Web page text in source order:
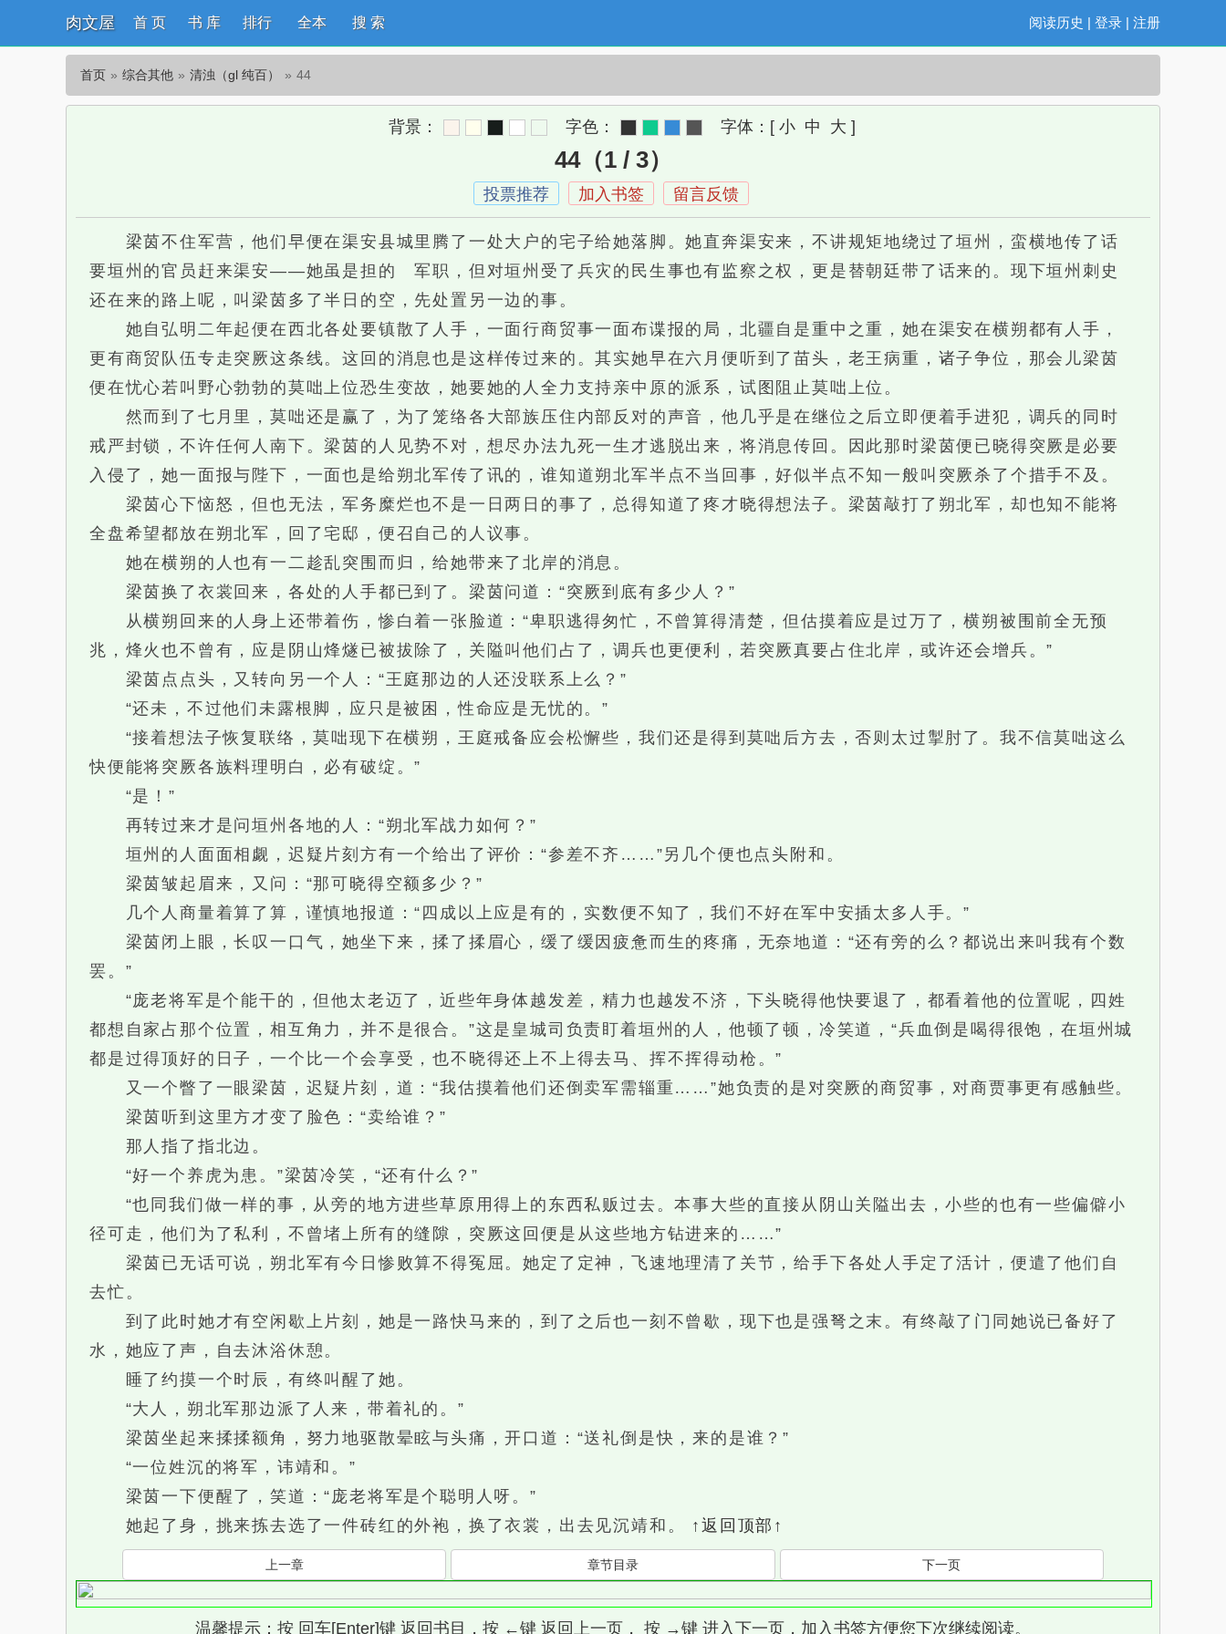
肉文屋 阅读历史 | 登录 | 注册
首 页 书 库 排行 全本 搜 索
首页 综合其他 清浊（gl 纯百） 44
背景： 字色： 字体： [ 小 中 大 ]
44（1 / 3）
投票推荐 加入书签 留言反馈
梁茵不住军营，他们早便在渠安县城里腾了一处大户的宅子给她落脚。她直奔渠安来，不讲规矩地绕过了垣州，蛮横地传了话
要垣州的官员赶来渠安——她虽是担的 军职，但对垣州受了兵灾的民生事也有监察之权，更是替朝廷带了话来的。现下垣州刺史
还在来的路上呢，叫梁茵多了半日的空，先处置另一边的事。
她自弘明二年起便在西北各处要镇散了人手，一面行商贸事一面布谍报的局，北疆自是重中之重，她在渠安在横朔都有人手，
更有商贸队伍专走突厥这条线。这回的消息也是这样传过来的。其实她早在六月便听到了苗头，老王病重，诸子争位，那会儿梁茵
便在忧心若叫野心勃勃的莫咄上位恐生变故，她要她的人全力支持亲中原的派系，试图阻止莫咄上位。
然而到了七月里，莫咄还是赢了，为了笼络各大部族压住内部反对的声音，他几乎是在继位之后立即便着手进犯，调兵的同时
戒严封锁，不许任何人南下。梁茵的人见势不对，想尽办法九死一生才逃脱出来，将消息传回。因此那时梁茵便已晓得突厥是必要
入侵了，她一面报与陛下，一面也是给朔北军传了讯的，谁知道朔北军半点不当回事，好似半点不知一般叫突厥杀了个措手不及。
梁茵心下恼怒，但也无法，军务糜烂也不是一日两日的事了，总得知道了疼才晓得想法子。梁茵敲打了朔北军，却也知不能将
全盘希望都放在朔北军，回了宅邸，便召自己的人议事。
她在横朔的人也有一二趁乱突围而归，给她带来了北岸的消息。
梁茵换了衣裳回来，各处的人手都已到了。梁茵问道：“突厥到底有多少人？”
从横朔回来的人身上还带着伤，惨白着一张脸道：“卑职逃得匆忙，不曾算得清楚，但估摸着应是过万了，横朔被围前全无预
兆，烽火也不曾有，应是阴山烽燧已被拔除了，关隘叫他们占了，调兵也更便利，若突厥真要占住北岸，或许还会增兵。”
梁茵点点头，又转向另一个人：“王庭那边的人还没联系上么？”
“还未，不过他们未露根脚，应只是被困，性命应是无忧的。”
“接着想法子恢复联络，莫咄现下在横朔，王庭戒备应会松懈些，我们还是得到莫咄后方去，否则太过掣肘了。我不信莫咄这么
快便能将突厥各族料理明白，必有破绽。”
“是！”
再转过来才是问垣州各地的人：“朔北军战力如何？”
垣州的人面面相觑，迟疑片刻方有一个给出了评价：“参差不齐……”另几个便也点头附和。
梁茵皱起眉来，又问：“那可晓得空额多少？”
几个人商量着算了算，谨慎地报道：“四成以上应是有的，实数便不知了，我们不好在军中安插太多人手。”
梁茵闭上眼，长叹一口气，她坐下来，揉了揉眉心，缓了缓因疲惫而生的疼痛，无奈地道：“还有旁的么？都说出来叫我有个数
罢。”
“庞老将军是个能干的，但他太老迈了，近些年身体越发差，精力也越发不济，下头晓得他快要退了，都看着他的位置呢，四姓
都想自家占那个位置，相互角力，并不是很合。”这是皇城司负责盯着垣州的人，他顿了顿，冷笑道，“兵血倒是喝得很饱，在垣州城
都是过得顶好的日子，一个比一个会享受，也不晓得还上不上得去马、挥不挥得动枪。”
又一个瞥了一眼梁茵，迟疑片刻，道：“我估摸着他们还倒卖军需辎重……”她负责的是对突厥的商贸事，对商贾事更有感触些。
梁茵听到这里方才变了脸色：“卖给谁？”
那人指了指北边。
“好一个养虎为患。”梁茵冷笑，“还有什么？”
“也同我们做一样的事，从旁的地方进些草原用得上的东西私贩过去。本事大些的直接从阴山关隘出去，小些的也有一些偏僻小
径可走，他们为了私利，不曾堵上所有的缝隙，突厥这回便是从这些地方钻进来的……”
梁茵已无话可说，朔北军有今日惨败算不得冤屈。她定了定神，飞速地理清了关节，给手下各处人手定了活计，便遣了他们自
去忙。
到了此时她才有空闲歇上片刻，她是一路快马来的，到了之后也一刻不曾歇，现下也是强弩之末。有终敲了门同她说已备好了
水，她应了声，自去沐浴休憩。
睡了约摸一个时辰，有终叫醒了她。
“大人，朔北军那边派了人来，带着礼的。”
梁茵坐起来揉揉额角，努力地驱散晕眩与头痛，开口道：“送礼倒是快，来的是谁？”
“一位姓沉的将军，讳靖和。”
梁茵一下便醒了，笑道：“庞老将军是个聪明人呀。”
她起了身，挑来拣去选了一件砖红的外袍，换了衣裳，出去见沉靖和。 ↑返回顶部↑
上一章 章节目录 下一页
温馨提示：按 回车[Enter]键 返回书目，按 ←键 返回上一页， 按 →键 进入下一页，加入书签方便您下次继续阅读。